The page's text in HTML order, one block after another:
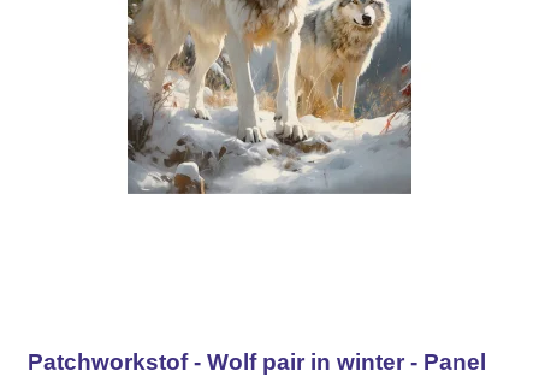
Patchworkstof - Wolf pair in winter - Panel